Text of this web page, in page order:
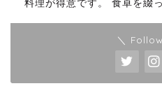
料理が得意です。 食卓を綴
＼